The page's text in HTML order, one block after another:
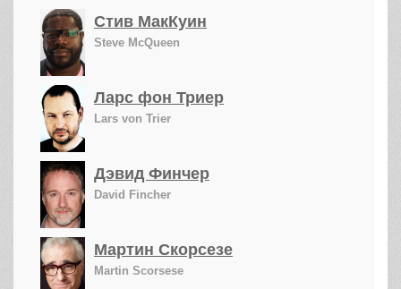
Стив МакКуин
Steve McQueen
Ларс фон Триер
Lars von Trier
Дэвид Финчер
David Fincher
Мартин Скорсезе
Martin Scorsese